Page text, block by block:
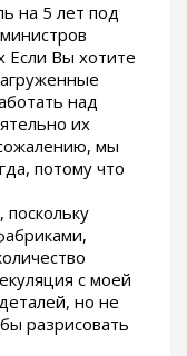
на 5 лет под
Если Вы хотите
над
их
мы
потому что
с моей
но не
разрисовать